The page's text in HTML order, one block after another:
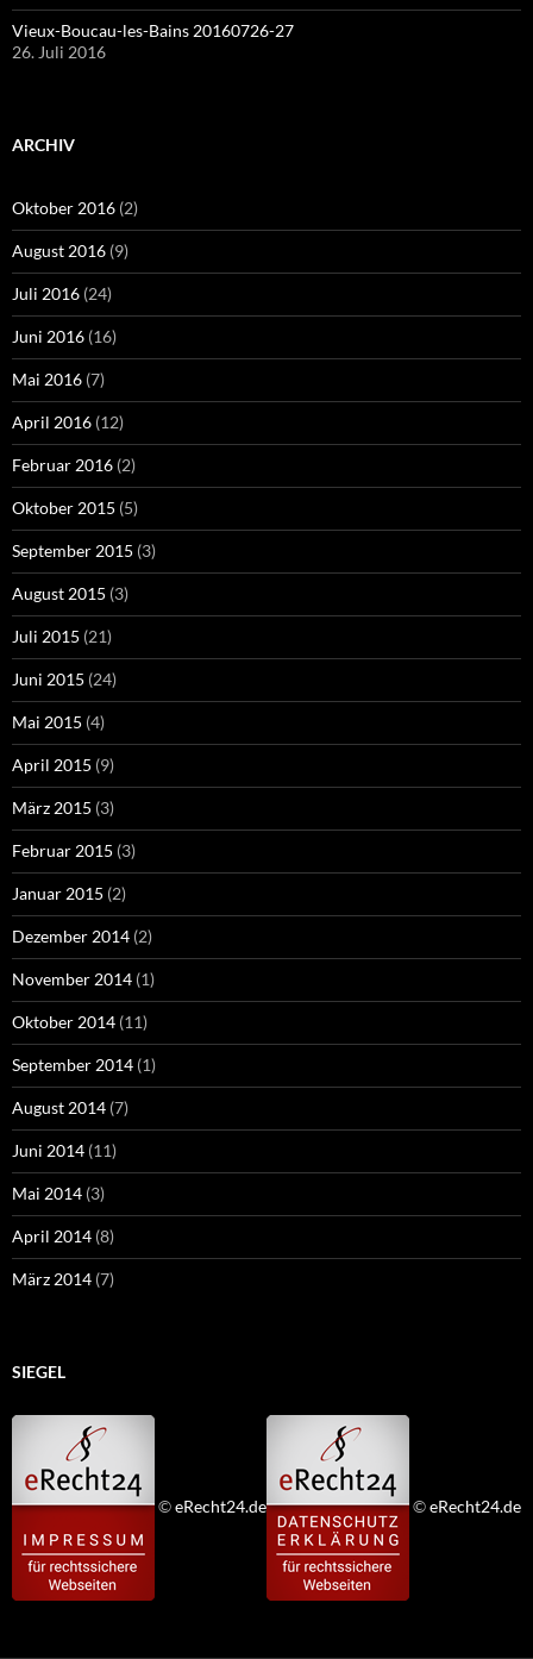
Vieux-Boucau-les-Bains 20160726-27
26. Juli 2016
ARCHIV
Oktober 2016 (2)
August 2016 (9)
Juli 2016 (24)
Juni 2016 (16)
Mai 2016 (7)
April 2016 (12)
Februar 2016 (2)
Oktober 2015 (5)
September 2015 (3)
August 2015 (3)
Juli 2015 (21)
Juni 2015 (24)
Mai 2015 (4)
April 2015 (9)
März 2015 (3)
Februar 2015 (3)
Januar 2015 (2)
Dezember 2014 (2)
November 2014 (1)
Oktober 2014 (11)
September 2014 (1)
August 2014 (7)
Juni 2014 (11)
Mai 2014 (3)
April 2014 (8)
März 2014 (7)
SIEGEL
©eRecht24.de ©eRecht24.de